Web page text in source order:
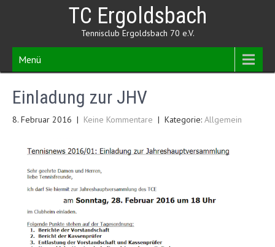
TC Ergoldsbach
Tennisclub Ergoldsbach 70 e.V.
Menü
Einladung zur JHV
8. Februar 2016 | Keine Kommentare | Kategorie: Allgemein